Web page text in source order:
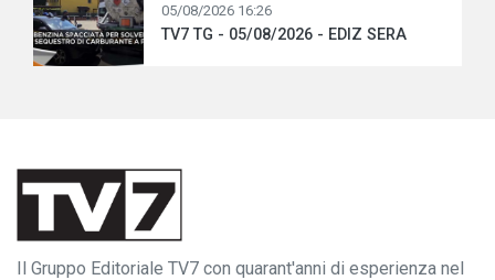
05/08/2026 16:26
TV7 TG - 05/08/2026 - EDIZ SERA
Il Gruppo Editoriale TV7 con quarant'anni di esperienza nel